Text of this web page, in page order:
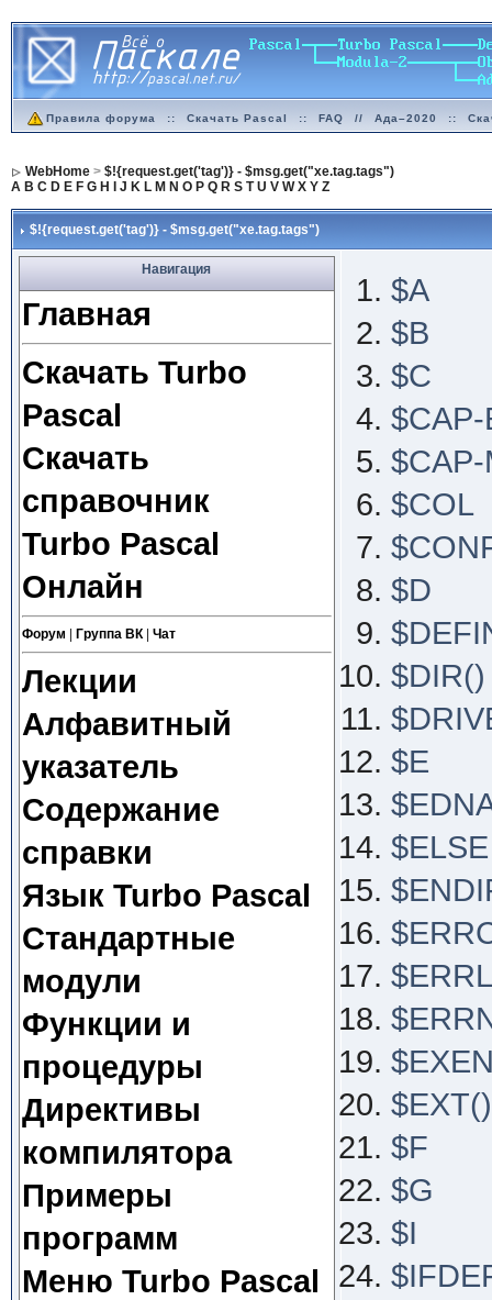
Правила форума :: Скачать Pascal :: FAQ // Ада–2020 ::
WebHome> $!{request.get('tag')} - $msg.get("xe.tag.tags")
A B C D E F G H J K L M N O P Q R S T U V W X Y Z
$!{request.get('tag')} - $msg.get("xe.tag.tags")
Навигация
Главная
Скачать Turbo
Pascal
Скачать
справочник
Turbo Pascal
Онлайн
Форум Группа ВК| Чат
Лекции
Алфавитный
указатель
Содержание
справки
Язык Turbo Pascal
Стандартные
модули
Функции и
процедуры
Директивы
компилятора
Примеры
программ
Меню Turbo Pascal
$A
$B
$C
$COL
$D
$DIR()
$E
$ELSE
$EXT()
$F
$G
$I